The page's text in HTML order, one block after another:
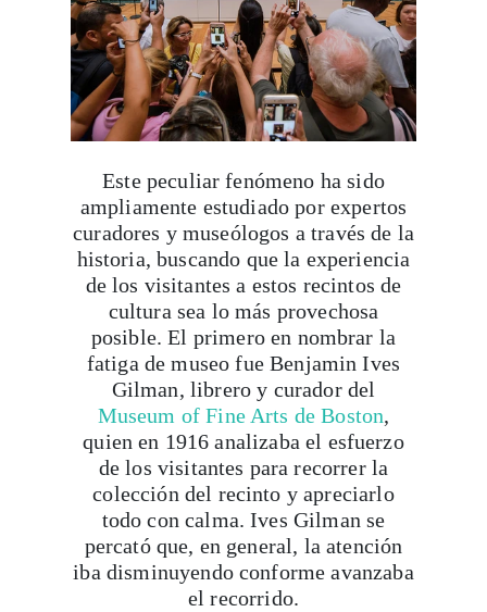
Este peculiar fenómeno ha sido
ampliamente estudiado por expertos
curadores y museólogos a través de la
historia, buscando que la experiencia
de los visitantes a estos recintos de
cultura sea lo más provechosa
posible. El primero en nombrar la
fatiga de museo fue Benjamin Ives
Gilman, librero y curador del
Museum of Fine Arts de Boston,
quien en 1916 analizaba el esfuerzo
de los visitantes para recorrer la
colección del recinto y apreciarlo
todo con calma. Ives Gilman se
percató que, en general, la atención
iba disminuyendo conforme avanzaba
el recorrido.